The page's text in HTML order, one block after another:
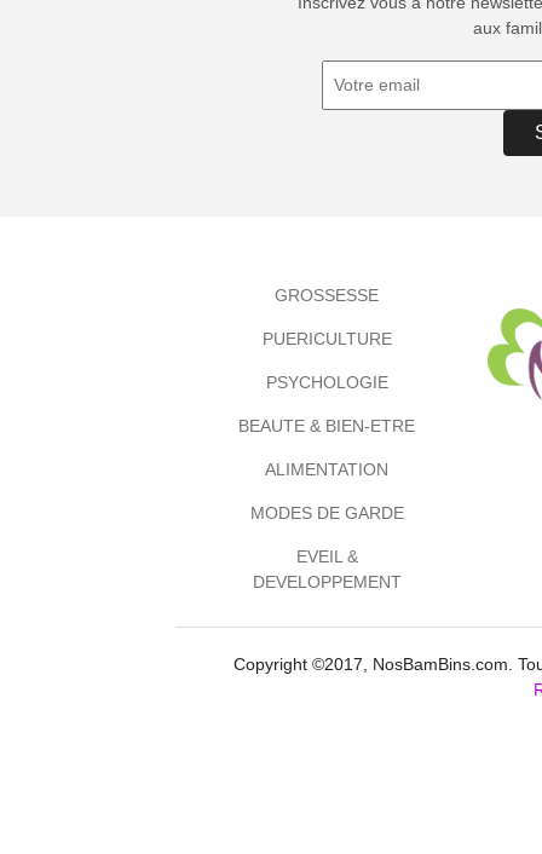
aux
GROSSESSE
PUERICULTURE
PSYCHOLOGIE
BEAUTE & BIEN-ETRE
ALIMENTATION
MODES DE GARDE
EVEIL &
DEVELOPPEMENT
Copyright ©2017, NosBamBins.com.